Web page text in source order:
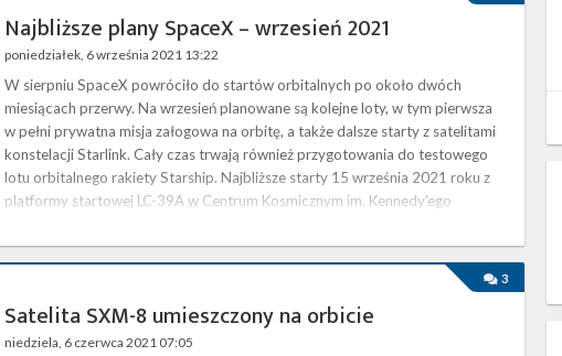
Najbliższe plany SpaceX – wrzesień 2021
poniedziałek, 6 września 2021 13:22
W sierpniu SpaceX powróciło do startów orbitalnych po około dwóch
miesiącach przerwy. Na wrzesień planowane są kolejne loty, w tym pierwsza
w pełni prywatna misja załogowa na orbitę, a także dalsze starty z satelitami
konstelacji Starlink. Cały czas trwają również przygotowania do testowego
lotu orbitalnego rakiety Starship. Najbliższe starty 15 września 2021 roku z
platformy startowej LC-39A w Centrum Kosmicznym im. Kennedy'ego
3
Satelita SXM-8 umieszczony na orbicie
niedziela, 6 czerwca 2021 07:05